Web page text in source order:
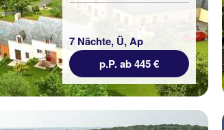
7 Nächte, Ü, Ap
p.P. ab 445 €